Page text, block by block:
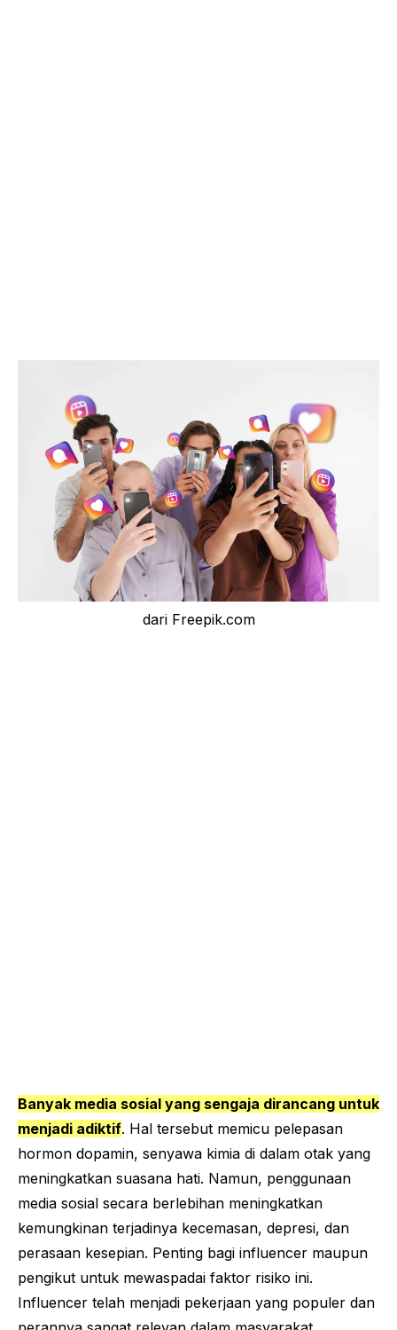
dari Freepik.com
Banyak media sosial yang sengaja dirancang untuk
menjadi adiktif. Hal tersebut memicu pelepasan
hormon dopamin, senyawa kimia di dalam otak yang
meningkatkan suasana hati. Namun, penggunaan
media sosial secara berlebihan meningkatkan
kemungkinan terjadinya kecemasan, depresi, dan
perasaan kesepian. Penting bagi influencer maupun
pengikut untuk mewaspadai faktor risiko ini.
Influencer telah menjadi pekerjaan yang populer dan